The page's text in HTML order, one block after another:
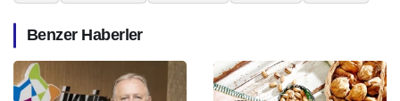
Benzer Haberler